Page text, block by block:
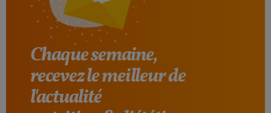
Chaque semaine,
recevez le meilleur de
l'actualité